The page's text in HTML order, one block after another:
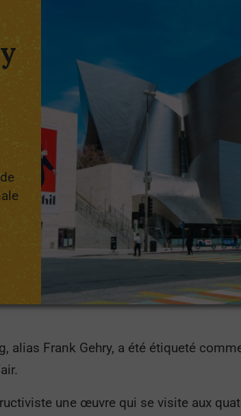
alias Frank Gehry, a été étiqueté
une œuvre qui se visite aux